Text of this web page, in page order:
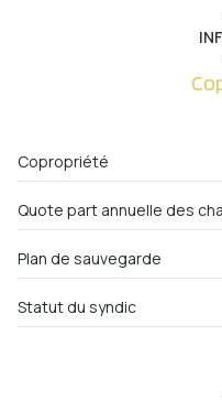
ascenseur
balcon
Copropriété
Quote part annuelle des
Plan de sauvegarde
Statut du syndic